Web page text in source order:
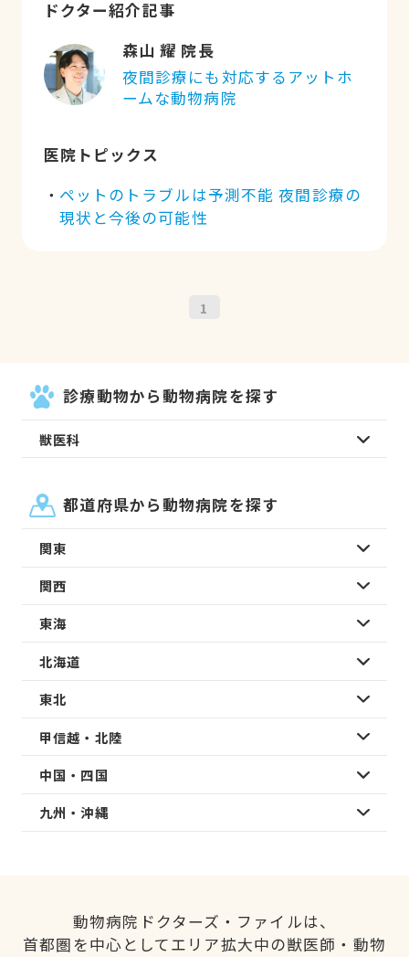
ドクター紹介記事
森山 耀 院長
夜間診療にも対応するアットホ
ームな動物病院
医院トピックス
ペットのトラブルは予測不能 夜間診療の
現状と今後の可能性
1
診療動物から動物病院を探す
獣医科
都道府県から動物病院を探す
関東
関西
東海
北海道
東北
甲信越・北陸
中国・四国
九州・沖縄
動物病院ドクターズ・ファイルは、
首都圏を中心としてエリア拡大中の獣医師・動物